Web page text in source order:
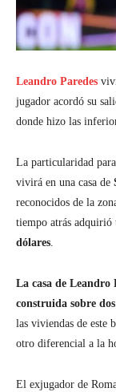
Leandro Paredes
jugador acordó su
donde hizo las
La particularidad
vivirá en una casa de
reconocidos de la
tiempo atrás adquirió
dólares
La casa de Leandro
construida sobre
las viviendas de este
otro diferencial a la
El exjugador de